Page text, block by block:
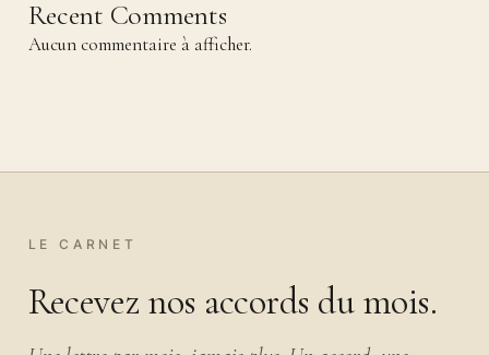
Recent Comments
Aucun commentaire à afficher.
LE CARNET
Recevez nos accords du mois.